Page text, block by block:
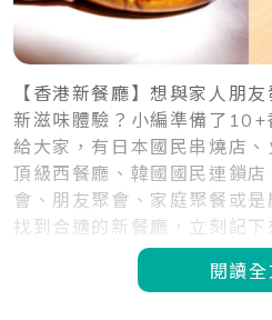
【香港新餐廳】想與家人朋
新滋味體驗？小編準備了
給大家，有日本國民串燒店、
頂級西餐廳、韓國國民連鎖
會、朋友聚會、家庭聚餐或
找到合適的新餐廳，立刻記下
閱讀